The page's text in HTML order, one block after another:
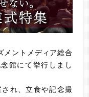
メントメディア総合
館にて挙行しまし
れ、立食や記念撮